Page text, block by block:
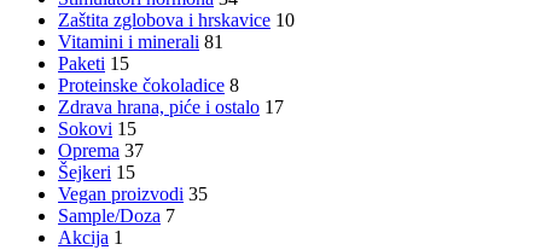
Zaštita zglobova i hrskavice 10
Vitamini i minerali 81
Paketi 15
Proteinske čokoladice 8
Zdrava hrana, piće i ostalo 17
Sokovi 15
Oprema 37
Šejkeri 15
Vegan proizvodi 35
Sample/Doza 7
Akcija 1